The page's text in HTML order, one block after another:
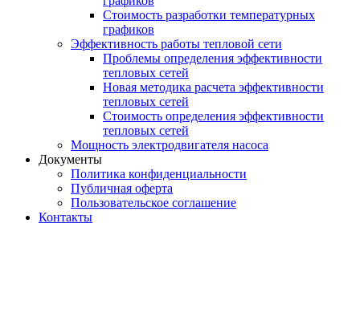
Стоимость разработки температурных
графиков
Эффективность работы тепловой сети
Проблемы определения эффективности
тепловых сетей
Новая методика расчета эффективности
тепловых сетей
Стоимость определения эффективности
тепловых сетей
Мощность электродвигателя насоса
Документы
Политика конфиденциальности
Публичная оферта
Пользовательское соглашение
Контакты